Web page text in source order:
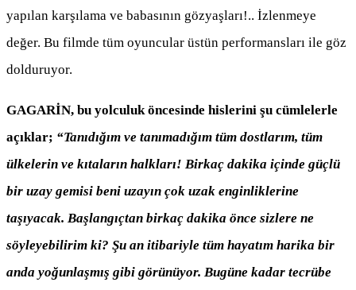
yapılan karşılama ve babasının gözyaşları!.. İzlenmeye
değer. Bu filmde tüm oyuncular üstün performansları ile göz
dolduruyor.
GAGARİN, bu yolculuk öncesinde hislerini şu cümlelerle
açıklar; “Tanıdığım ve tanımadığım tüm dostlarım, tüm
ülkelerin ve kıtaların halkları! Birkaç dakika içinde güçlü
bir uzay gemisi beni uzayın çok uzak enginliklerine
taşıyacak. Başlangıçtan birkaç dakika önce sizlere ne
söyleyebilirim ki? Şu an itibariyle tüm hayatım harika bir
anda yoğunlaşmış gibi görünüyor. Bugüne kadar tecrübe